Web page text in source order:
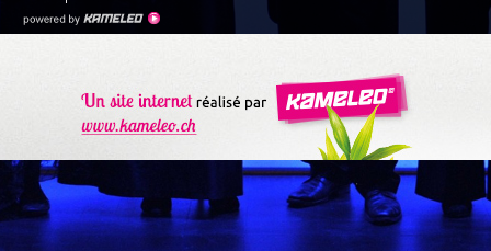
Création
Création de site internet